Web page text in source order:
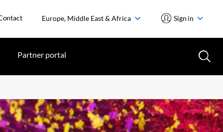
Europe, Middle East & Africa Sign in
Partner portal